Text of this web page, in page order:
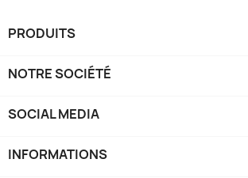
PRODUITS
NOTRE SOCIÉTÉ
SOCIAL MEDIA
INFORMATIONS